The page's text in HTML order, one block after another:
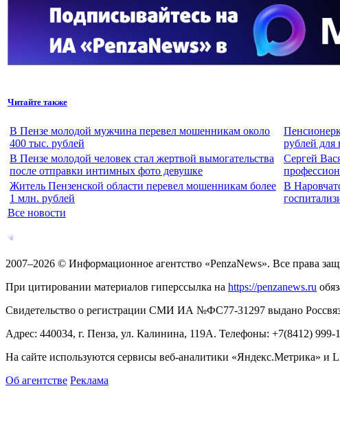
Читайте также
В Пензе молодой мужчина перевел мошенникам около
400 тыс. рублей
рублей для
В Пензе молодой человек стал жертвой вымогательства
после отправки интимных фото девушке
Сергей
Житель Пензенской области перевел мошенникам более
1 млн. рублей
В
Все новости
2007–2026 © Информационное агентство «PenzaNews». Все права
При цитировании материалов гиперссылка на https://penzanews.ru
Свидетельство о регистрации СМИ ИА №ФС77-31297 выдано
Адрес: 440034, г. Пенза, ул. Калинина, 119А. Телефоны: +7(8412) 999-
На сайте используются сервисы веб-аналитики «Яндекс.Метрика» и
Об агентстве Реклама